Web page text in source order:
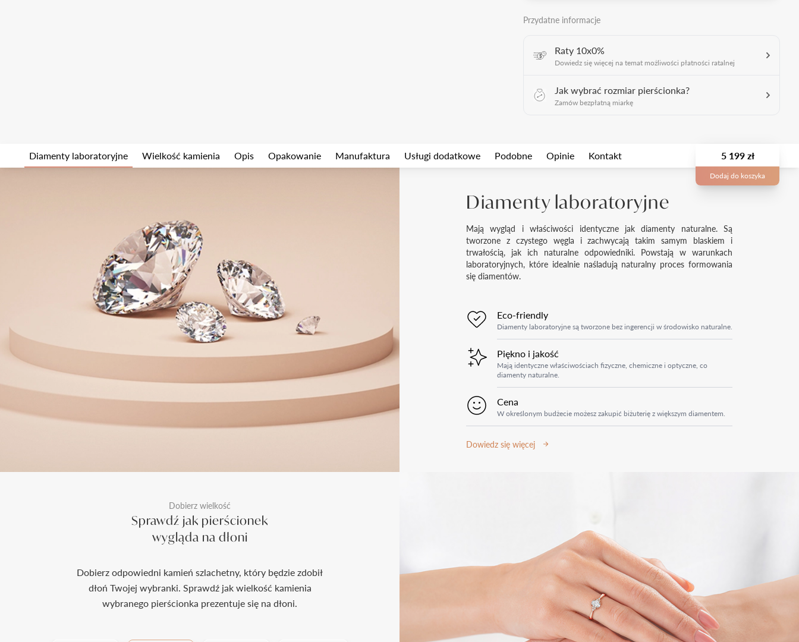
Przydatne informacje
Raty 10x0%
Dowiedz się więcej na temat możliwości płatności ratalnej
Jak wybrać rozmiar pierścionka?
Zamów bezpłatną miarkę
Diamenty laboratoryjne Wielkość kamienia Opis Opakowanie Manufaktura Usługi dodatkowe Podobne Opinie Kontakt 5 199 zł
Dodaj do koszyka
Diamenty laboratoryjne
Mają wygląd i właściwości identyczne jak diamenty naturalne. Są
tworzone z czystego węgla i zachwycają takim samym blaskiem i
trwałością, jak ich naturalne odpowiedniki. Powstają w warunkach
laboratoryjnych, które idealnie naśladują naturalny proces formowania
się diamentów.
Eco-friendly
Diamenty laboratoryjne są tworzone bez ingerencji w środowisko naturalne.
Piękno i jakość
Mają identyczne właściwościach fizyczne, chemiczne i optyczne, co
diamenty naturalne.
Cena
W określonym budżecie możesz zakupić biżuterię z większym diamentem.
Dowiedz się więcej
Dobierz wielkość
Sprawdź jak pierścionek
wygląda na dłoni
Dobierz odpowiedni kamień szlachetny, który będzie zdobił
dłoń Twojej wybranki. Sprawdź jak wielkość kamienia
wybranego pierścionka prezentuje się na dłoni.